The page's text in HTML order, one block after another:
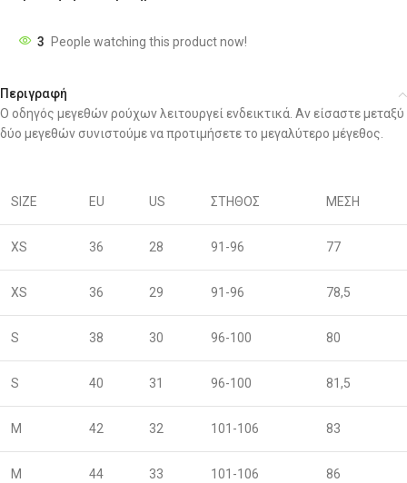
3 People watching this product now!
Περιγραφή
Ο οδηγός μεγεθών ρούχων λειτουργεί ενδεικτικά. Αν είσαστε μεταξύ
δύο μεγεθών συνιστούμε να προτιμήσετε το μεγαλύτερο μέγεθος.
SIZE EU US ΣΤΗΘΟΣ ΜΕΣΗ
XS 36 28 91-96 77
XS 36 29 91-96 78,5
S 38 30 96-100 80
S 40 31 96-100 81,5
M 42 32 101-106 83
M 44 33 101-106 86